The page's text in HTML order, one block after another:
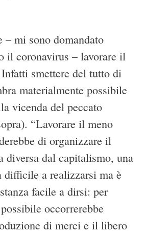
mi sono domandato
il coronavirus – lavorare il
smettere del tutto di
materialmente possibile
vicenda del peccato
“Lavorare il meno
di organizzare il
diversa dal capitalismo, una
difficile a realizzarsi ma è
facile a dirsi: per
occorrerebbe
di merci e il libero